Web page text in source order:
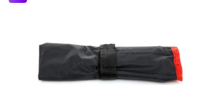
Ochranné pracovné pomôcky